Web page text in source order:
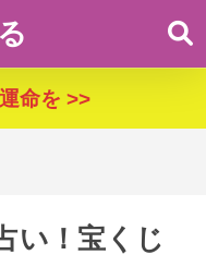
命を >>
い！宝くじ